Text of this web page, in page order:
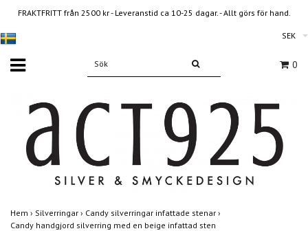
FRAKTFRITT från 2500 kr - Leveranstid ca 10-25 dagar. - Allt görs för hand.
SEK
0
Hem › Silverringar › Candy silverringar infattade stenar ›
Candy handgjord silverring med en beige infattad sten